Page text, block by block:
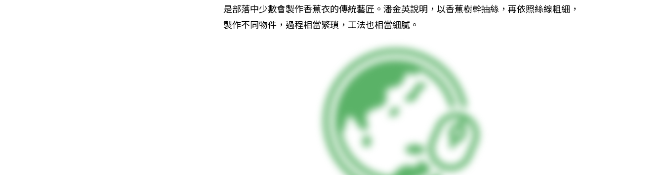
是部落中少數會製作香蕉衣的傳統藝匠。潘金英說明，以香蕉樹幹抽絲，再依照絲線粗細，
製作不同物件，過程相當繁瑣，工法也相當細膩。